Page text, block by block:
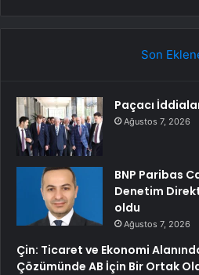
Son
Paçacı
Ağustos 7, 2026
BNP Paribas
Denetim
oldu
Ağustos 7, 2026
Çin: Ticaret ve Ekonomi
Çözümünde AB İçin Bir Ortak